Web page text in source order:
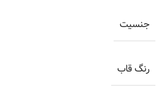
جنسیت
رنگ قاب